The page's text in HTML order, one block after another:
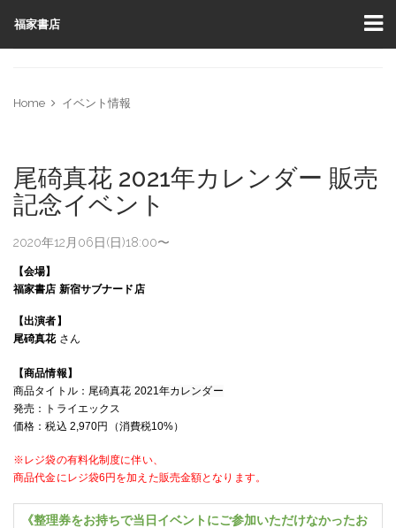
福家書店
Home イベント情報
尾碕真花 2021年カレンダー 販売
記念イベント
2020年12月06日(日)18:00〜
【会場】
福家書店 新宿サブナード店
【出演者】
尾碕真花 さん
【商品情報】
商品タイトル： 尾碕真花 2021年カレンダー
発売：
トライエックス
価格：税込 2,970円（消費税10%）
※レジ袋の有料化制度に伴い、
商品代金にレジ袋6円を加えた販売金額となります。
《整理券をお持ちで当日イベントにご参加いただけなかったお